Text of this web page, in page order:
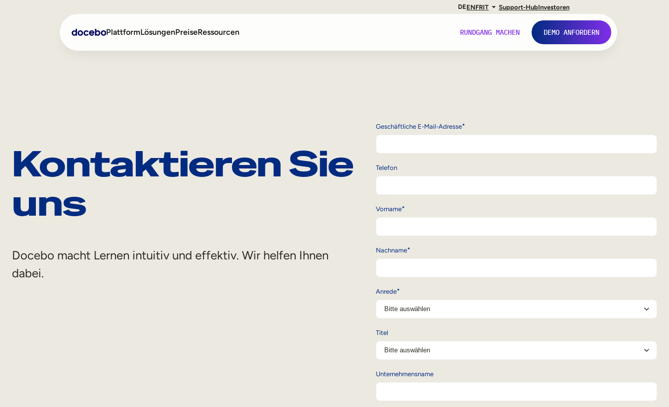
DEENFRIT Support-HubInvestoren
PlattformLösungenPreiseRessourcen RUNDGANG MACHEN DEMO ANFORDERN
Compliance-Training
Training für Customer Facing-Teams
Kontaktieren Sie
uns
Docebo macht Lernen intuitiv und effektiv. Wir helfen Ihnen
dabei.
Geschäftliche E-Mail-Adresse*
Telefon
Vorname*
Nachname*
Anrede*
Titel
Unternehmensname